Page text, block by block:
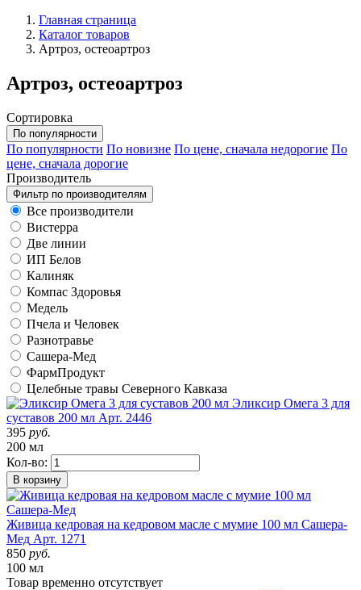
Главная страница
Каталог товаров
Артроз, остеоартроз
Артроз, остеоартроз
Сортировка
По популярности
По популярности По новизне По цене, сначала недорогие По
цене, сначала дорогие
Производитель
Фильтр по производителям
Все производители
Вистерра
Две линии
ИП Белов
Калиняк
Компас Здоровья
Медель
Пчела и Человек
Разнотравье
Сашера-Мед
ФармПродукт
Целебные травы Северного Кавказа
Эликсир Омега 3 для
суставов 200 мл Арт. 2446
395 руб.
200 мл
Кол-во:
В корзину
Живица кедровая на кедровом масле с мумие 100 мл Сашера-
Мед Арт. 1271
850 руб.
100 мл
Товар временно отсутствует